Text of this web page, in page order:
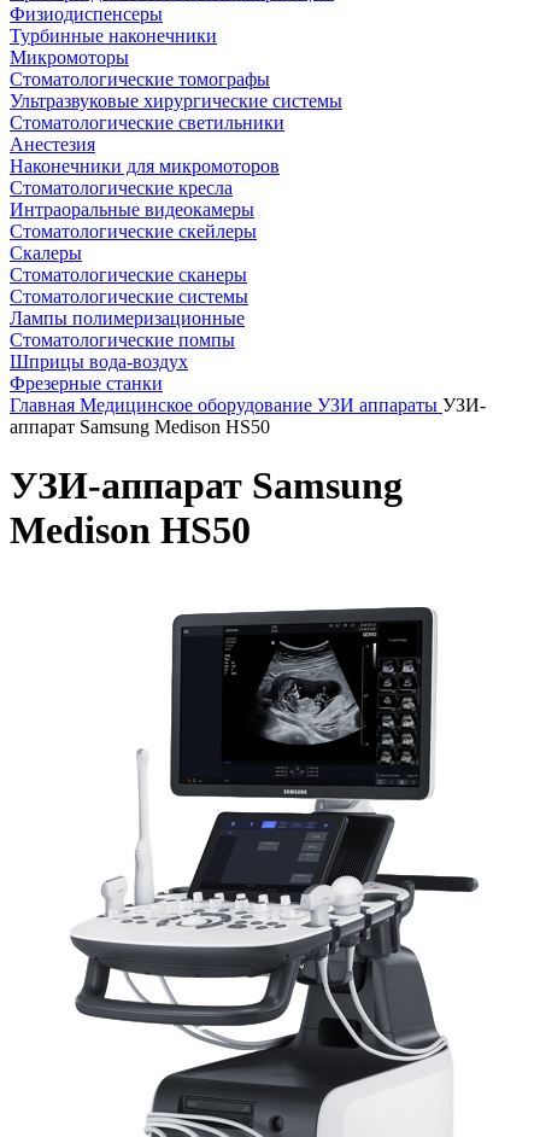
Физиодиспенсеры
Турбинные наконечники
Микромоторы
Стоматологические томографы
Ультразвуковые хирургические системы
Стоматологические светильники
Анестезия
Наконечники для микромоторов
Стоматологические кресла
Интраоральные видеокамеры
Стоматологические скейлеры
Скалеры
Стоматологические сканеры
Стоматологические системы
Лампы полимеризационные
Стоматологические помпы
Шприцы вода-воздух
Фрезерные станки
Главная Медицинское оборудование УЗИ аппараты УЗИ-
аппарат Samsung Medison HS50
УЗИ-аппарат Samsung
Medison HS50